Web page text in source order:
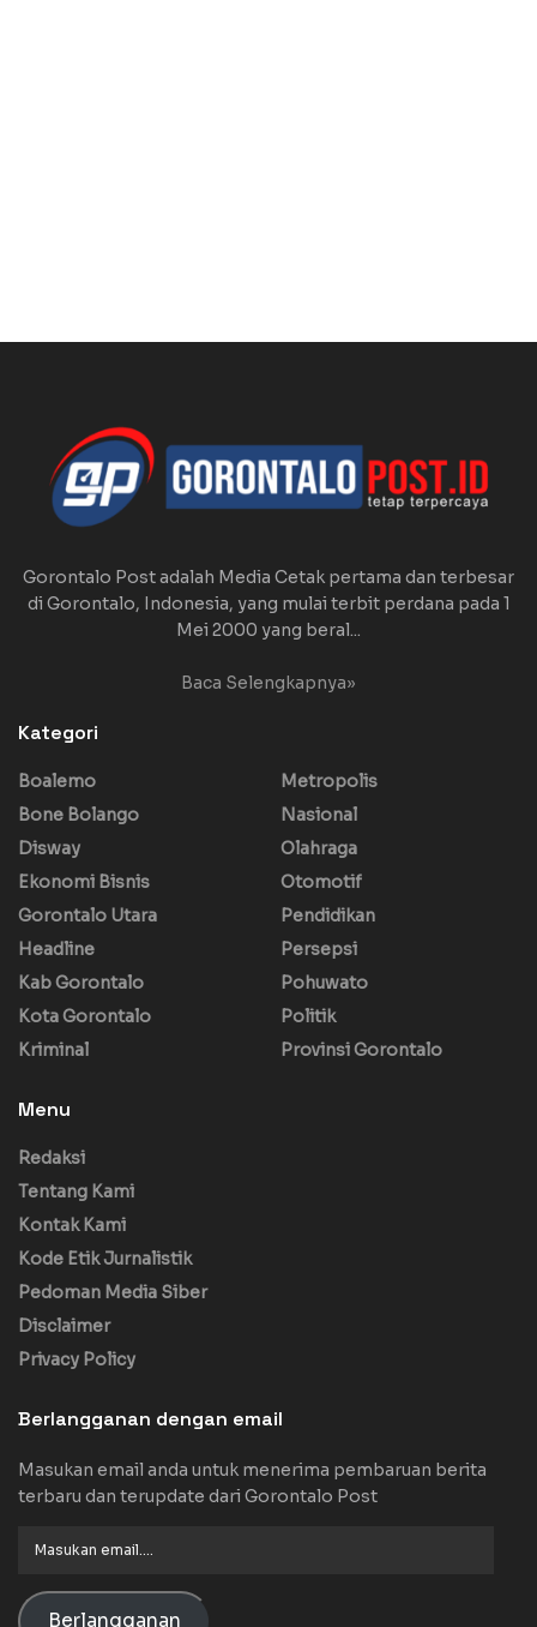
Gorontalo Post adalah Media Cetak pertama dan terbesar
di Gorontalo, Indonesia, yang mulai terbit perdana pada 1
Mei 2000 yang beral...
Baca Selengkapnya»
Kategori
Boalemo
Bone Bolango
Disway
Ekonomi Bisnis
Gorontalo Utara
Headline
Kab Gorontalo
Kota Gorontalo
Kriminal
Metropolis
Nasional
Olahraga
Otomotif
Pendidikan
Persepsi
Pohuwato
Politik
Provinsi Gorontalo
Menu
Redaksi
Tentang Kami
Kontak Kami
Kode Etik Jurnalistik
Pedoman Media Siber
Disclaimer
Privacy Policy
Berlangganan dengan email
Masukan email anda untuk menerima pembaruan berita
terbaru dan terupdate dari Gorontalo Post
Berlangganan